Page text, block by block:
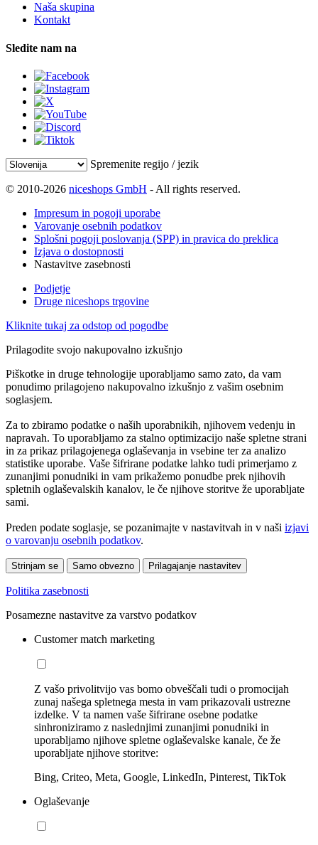
Naša skupina
Kontakt
Sledite nam na
Spremenite regijo / jezik
© 2010-2026 niceshops GmbH - All rights reserved.
Impresum in pogoji uporabe
Varovanje osebnih podatkov
Splošni pogoji poslovanja (SPP) in pravica do preklica
Izjava o dostopnosti
Nastavitve zasebnosti
Podjetje
Druge niceshops trgovine
Kliknite tukaj za odstop od pogodbe
Prilagodite svojo nakupovalno izkušnjo
Piškotke in druge tehnologije uporabljamo samo zato, da vam
ponudimo prilagojeno nakupovalno izkušnjo z vašim osebnim
soglasjem.
Za to zbiramo podatke o naših uporabnikih, njihovem vedenju in
napravah. To uporabljamo za stalno optimizacijo naše spletne strani
in za prikaz prilagojenega oglaševanja in vsebine ter za analizo
statistike uporabe. Vaše šifrirane podatke lahko tudi primerjamo z
zunanjimi ponudniki in vam prikažemo ponudbe prek njihovih
spletnih oglaševalskih kanalov, le če njihove storitve že uporabljate
sami.
Preden podate soglasje, se pozanimajte v nastavitvah in v naši izjavi
o varovanju osebnih podatkov.
Strinjam se Samo obvezno Prilagajanje nastavitev
Politika zasebnosti
Posamezne nastavitve za varstvo podatkov
Customer match marketing
Z vašo privolitvijo vas bomo obveščali tudi o promocijah
zunaj našega spletnega mesta in vam prikazovali ustrezne
izdelke. V ta namen vaše šifrirane osebne podatke
sinhroniziramo z naslednjimi zunanjimi ponudniki in
uporabljamo njihove spletne oglaševalske kanale, če že
uporabljate njihove storitve:
Bing, Criteo, Meta, Google, LinkedIn, Pinterest, TikTok
Oglaševanje